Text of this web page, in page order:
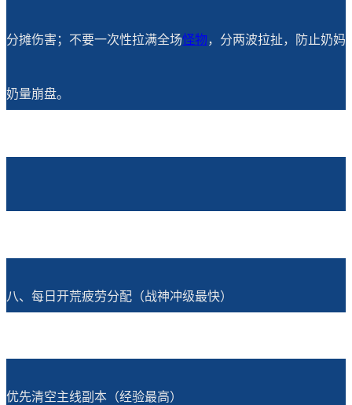
分摊伤害；不要一次性拉满全场怪物，分两波拉扯，防止奶妈
奶量崩盘。
八、每日开荒疲劳分配（战神冲级最快）
优先清空主线副本（经验最高）